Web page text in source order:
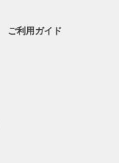
ご利用ガイド